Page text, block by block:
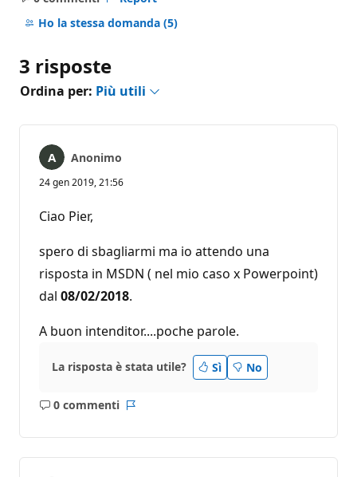
Nessun
commento
Ho la stessa domanda (5)
3 risposte
Ordina per: Più utili
Anonimo
24 gen 2019, 21:56
Ciao Pier,
spero di sbagliarmi ma io attendo una
risposta in MSDN ( nel mio caso x Powerpoint)
dal 08/02/2018.
A buon intenditor....poche parole.
La risposta è stata utile? Sì No
0 commenti
Nessun